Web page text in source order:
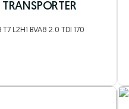
T7 L2H1 BVA8 2.0 TDI 170